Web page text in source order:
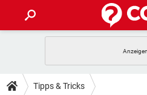
ANDROID
TIPPS & TRICKS
Tipps & Tricks